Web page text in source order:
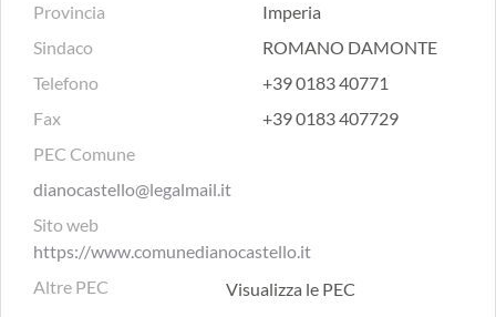
Provincia
Imperia
Sindaco
ROMANO DAMONTE
Telefono
+39 0183 40771
Fax
+39 0183 407729
PEC Comune
dianocastello@legalmail.it
Sito web
https://www.comunedianocastello.it
Altre PEC
Visualizza le PEC